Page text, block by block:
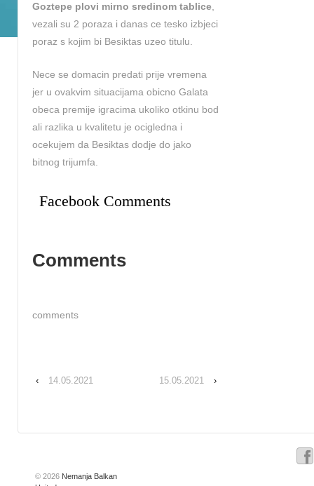
Goztepe plovi mirno sredinom tablice
vezali su 2 poraza i danas ce tesko izbjeci
poraz s kojim bi Besiktas uzeo titulu.
Nece se domacin predati prije vremena
jer u ovakvim situacijama obicno Galata
obeca premije igracima ukoliko otkinu bod
ali razlika u kvalitetu je ocigledna i
ocekujem da Besiktas dodje do jako
bitnog trijumfa.
Facebook Comments
Comments
comments
‹ 14.05.2021 15.05.2021 ›
© 2026 Nemanja Balkan